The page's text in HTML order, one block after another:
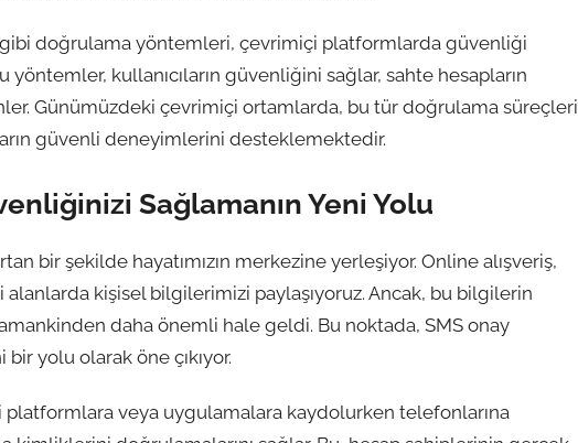
gibi doğrulama yöntemleri, çevrimiçi platformlarda güvenliği
yöntemler, kullanıcıların güvenliğini sağlar, sahte hesapların
Günümüzdeki çevrimiçi ortamlarda, bu tür doğrulama süreçleri
güvenli deneyimlerini desteklemektedir.
Sağlamanın Yeni Yolu
bir şekilde hayatımızın merkezine yerleşiyor. Online alışveriş,
alanlarda kişisel bilgilerimizi paylaşıyoruz. Ancak, bu bilgilerin
daha önemli hale geldi. Bu noktada, SMS onay
yolu olarak öne çıkıyor.
platformlara veya uygulamalara kaydolurken telefonlarına